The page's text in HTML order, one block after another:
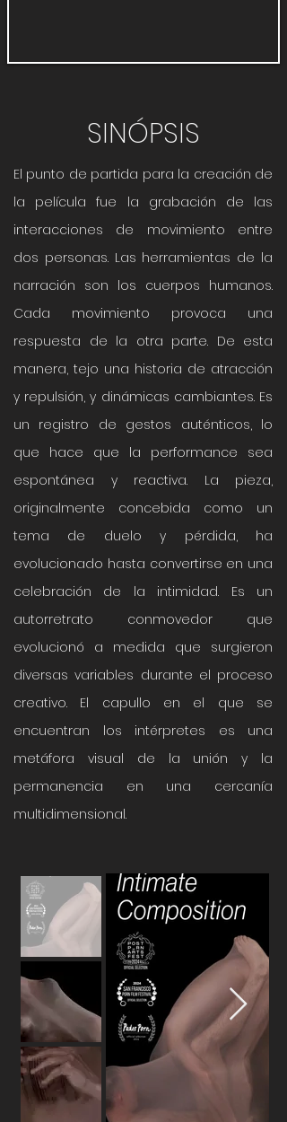
SINÓPSIS
El punto de partida para la creación de
la película fue la grabación de las
interacciones de movimiento entre
dos personas. Las herramientas de la
narración son los cuerpos humanos.
Cada movimiento provoca una
respuesta de la otra parte. De esta
manera, tejo una historia de atracción
y repulsión, y dinámicas cambiantes. Es
un registro de gestos auténticos, lo
que hace que la performance sea
espontánea y reactiva. La pieza,
originalmente concebida como un
tema de duelo y pérdida, ha
evolucionado hasta convertirse en una
celebración de la intimidad. Es un
autorretrato conmovedor que
evolucionó a medida que surgieron
diversas variables durante el proceso
creativo. El capullo en el que se
encuentran los intérpretes es una
metáfora visual de la unión y la
permanencia en una cercanía
multidimensional.